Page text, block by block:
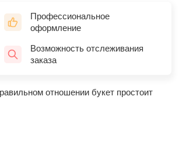
Профессиональное
оформление
Возможность отслеживания
заказа
отношении букет простоит